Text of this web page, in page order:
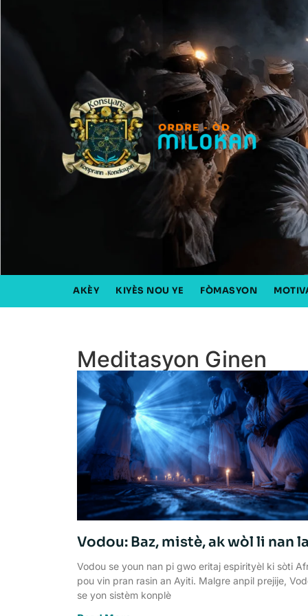
AKÈY KIYÈS NOU YE FÒMASYON
Meditasyon Ginen
Vodou: Baz, mistè, ak wòl li nan
espirityèl moun.
Vodou se youn nan pi gwo eritaj espirityèl ki sòti
pou vin pran rasin an Ayiti. Malgre anpil prejije,
se yon sistèm konplè